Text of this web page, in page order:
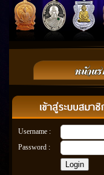
Username :
Password :